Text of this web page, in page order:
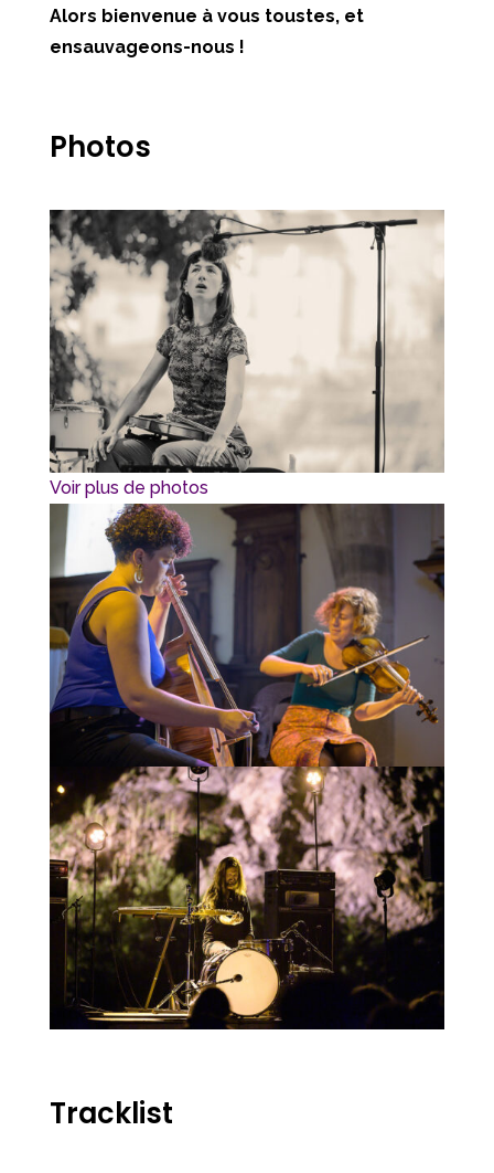
Alors bienvenue à vous toustes, et
ensauvageons-nous !
Photos
Voir plus de photos
Tracklist